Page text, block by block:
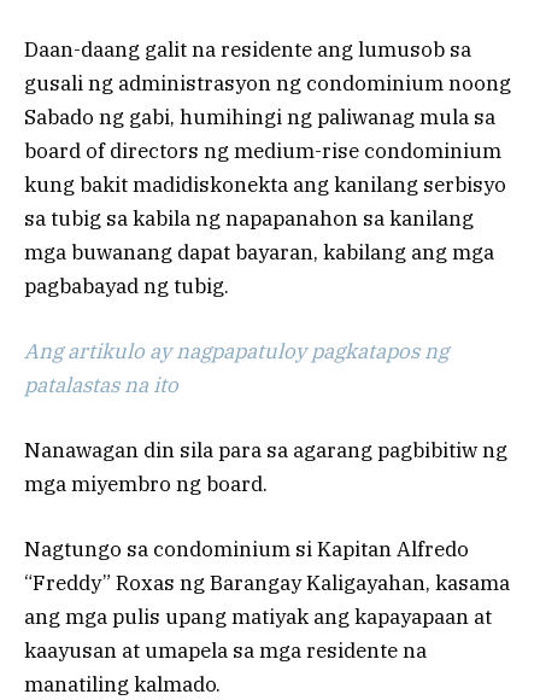
Daan-daang galit na residente ang lumusob sa
gusali ng administrasyon ng condominium noong
Sabado ng gabi, humihingi ng paliwanag mula sa
board of directors ng medium-rise condominium
kung bakit madidiskonekta ang kanilang serbisyo
sa tubig sa kabila ng napapanahon sa kanilang
mga buwanang dapat bayaran, kabilang ang mga
pagbabayad ng tubig.
Ang artikulo ay nagpapatuloy pagkatapos ng
patalastas na ito
Nanawagan din sila para sa agarang pagbibitiw ng
mga miyembro ng board.
Nagtungo sa condominium si Kapitan Alfredo
“Freddy” Roxas ng Barangay Kaligayahan, kasama
ang mga pulis upang matiyak ang kapayapaan at
kaayusan at umapela sa mga residente na
manatiling kalmado.